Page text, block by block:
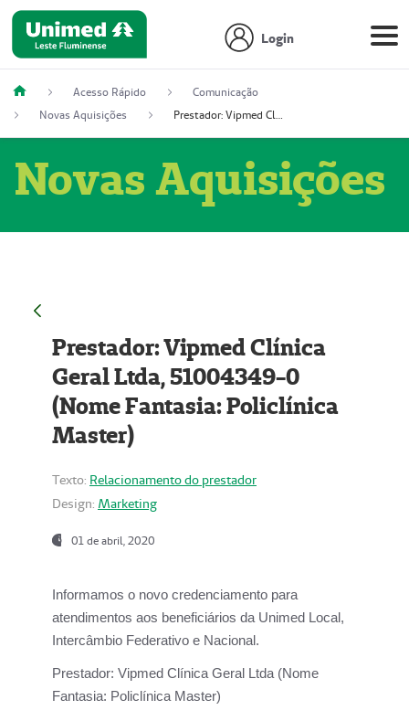
Login
Acesso Rápido
Comunicação
Novas Aquisições
Prestador: Vipmed Clínica Geral Ltda, 51004349-0 (Nome Fantasia: Policlínica Master)
Novas Aquisições
Prestador: Vipmed Clínica
Geral Ltda, 51004349-0
(Nome Fantasia: Policlínica
Master)
Texto: Relacionamento do prestador
Design: Marketing
01 de abril, 2020
Informamos o novo credenciamento para
atendimentos aos beneficiários da Unimed Local,
Intercâmbio Federativo e Nacional.
Prestador: Vipmed Clínica Geral Ltda (Nome
Fantasia: Policlínica Master)